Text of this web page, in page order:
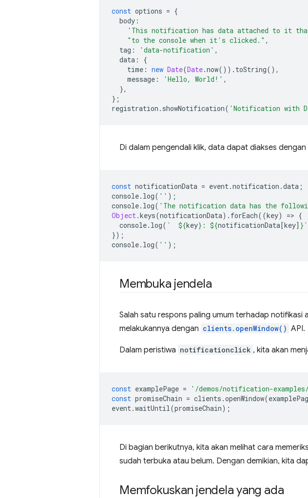
const options = {
body :
'This notification has data attached to it
"to the console when it's clicked." ,
tag : 'data-notification' ,
data :
{
time : new Date(Date.now()). toString(),
message : 'Hello, World!' ,
},
};
registration . showNotification( 'Notification with
Di dalam pengendali klik, data dapat diakses dengan
const notificationData = event.notification .data ;
console. log( '' );
console. log( 'The notification data has the
Object.keys(notificationData). forEach((key) => {
console. log( ` ${key} : ${notificationData[key] } `
});
console. log( '' );
Membuka jendela
Salah satu respons paling umum terhadap
melakukannya dengan clients.openWindow() API.
Dalam peristiwa notificationclick , kita akan
const examplePage = '/demos/notification-
const promiseChain = clients .openWindow(
event.waitUntil(promiseChain);
Di bagian berikutnya, kita akan melihat cara
sudah terbuka atau belum. Dengan demikian, kita
Memfokuskan jendela yang ada